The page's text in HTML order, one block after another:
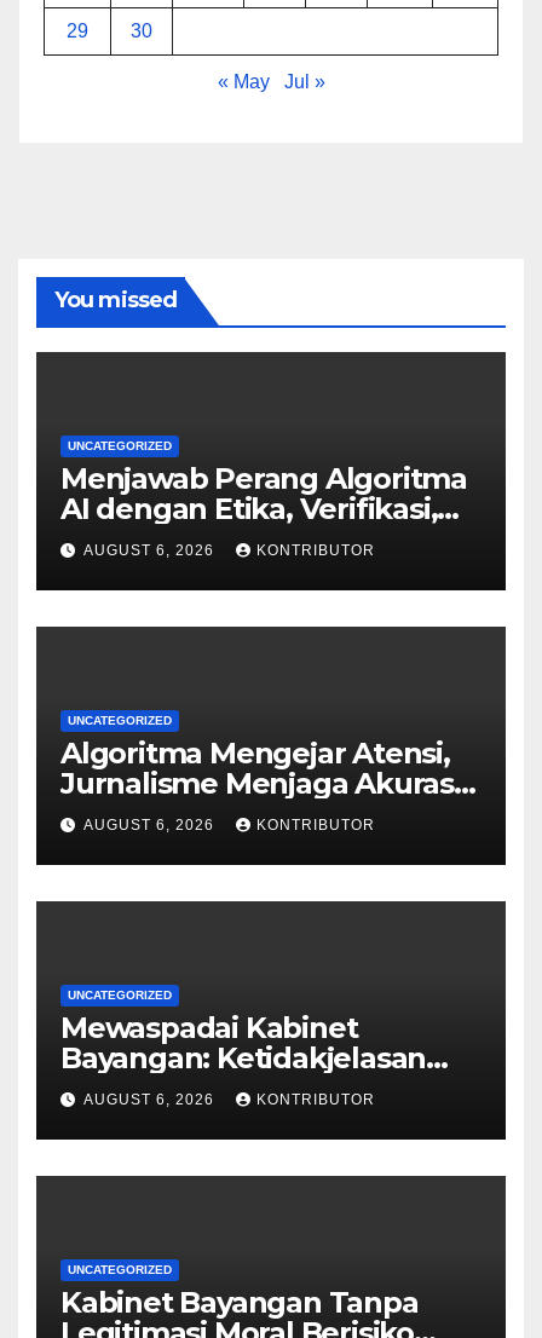
29 30
« May Jul »
You missed
UNCATEGORIZED
Menjawab Perang Algoritma
AI dengan Etika, Verifikasi,
dan Media Tepercaya
AUGUST 6, 2026 KONTRIBUTOR
UNCATEGORIZED
Algoritma Mengejar Atensi,
Jurnalisme Menjaga Akurasi
dan Akal Sehat Publik
AUGUST 6, 2026 KONTRIBUTOR
UNCATEGORIZED
Mewaspadai Kabinet
Bayangan: Ketidakjelasan
Legitimasi Moral dan
Representasi
AUGUST 6, 2026 KONTRIBUTOR
UNCATEGORIZED
Kabinet Bayangan Tanpa